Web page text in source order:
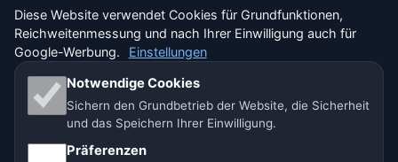
Wir helfen Tieren
Sitemap
Einstellungen
Diese Website verwendet Cookies für Grundfunktionen,
Reichweitenmessung und nach Ihrer Einwilligung auch für
Google-Werbung.
Einstellungen
Notwendige Cookies
Sichern den Grundbetrieb der Website, die Sicherheit
und das Speichern Ihrer Einwilligung.
Präferenzen